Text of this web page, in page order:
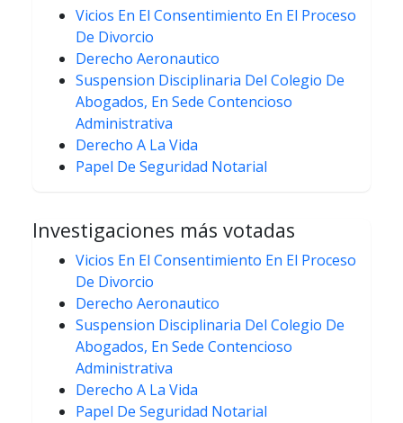
Vicios En El Consentimiento En El Proceso
De Divorcio
Derecho Aeronautico
Suspension Disciplinaria Del Colegio De
Abogados, En Sede Contencioso
Administrativa
Derecho A La Vida
Papel De Seguridad Notarial
Investigaciones más votadas
Vicios En El Consentimiento En El Proceso
De Divorcio
Derecho Aeronautico
Suspension Disciplinaria Del Colegio De
Abogados, En Sede Contencioso
Administrativa
Derecho A La Vida
Papel De Seguridad Notarial